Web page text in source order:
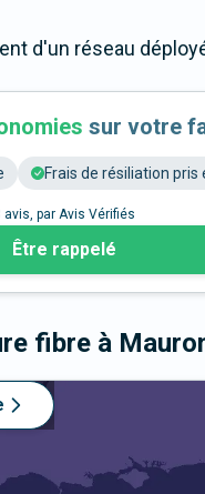
d'un réseau
sur votre
Frais de résiliation pris
avis, par Avis Vérifiés
Être rappelé
fibre à